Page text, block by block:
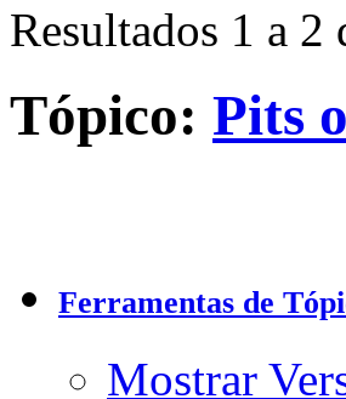
Resultados 1 a 2
Tópico: Pits
Ferramentas de
Mostrar